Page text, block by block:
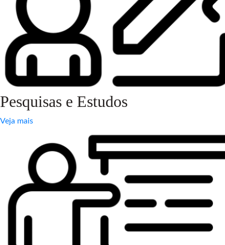
Pesquisas e Estudos
Veja mais